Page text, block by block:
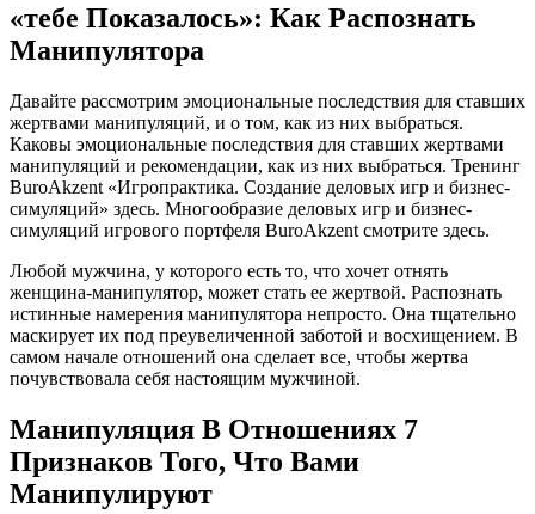
«тебе Показалось»: Как Распознать
Манипулятора
Давайте рассмотрим эмоциональные последствия для ставших
жертвами манипуляций, и о том, как из них выбраться.
Каковы эмоциональные последствия для ставших жертвами
манипуляций и рекомендации, как из них выбраться. Тренинг
BuroAkzent «Игропрактика. Создание деловых игр и бизнес-
симуляций» здесь. Многообразие деловых игр и бизнес-
симуляций игрового портфеля BuroAkzent смотрите здесь.
Любой мужчина, у которого есть то, что хочет отнять
женщина-манипулятор, может стать ее жертвой. Распознать
истинные намерения манипулятора непросто. Она тщательно
маскирует их под преувеличенной заботой и восхищением. В
самом начале отношений она сделает все, чтобы жертва
почувствовала себя настоящим мужчиной.
Манипуляция В Отношениях 7
Признаков Того, Что Вами
Манипулируют